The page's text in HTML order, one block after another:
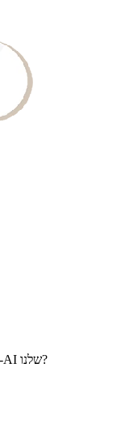
ה-AI שלנו?